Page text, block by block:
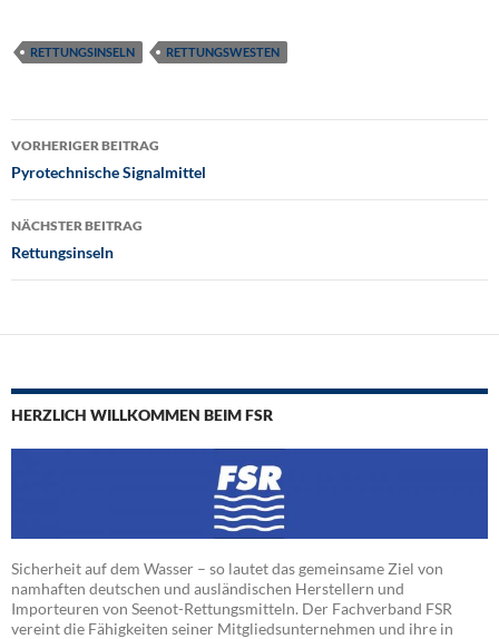
RETTUNGSINSELN RETTUNGSWESTEN
Beitragsnavigation
VORHERIGER BEITRAG
Pyrotechnische Signalmittel
NÄCHSTER BEITRAG
Rettungsinseln
HERZLICH WILLKOMMEN BEIM FSR
Sicherheit auf dem Wasser – so lautet das gemeinsame Ziel von
namhaften deutschen und ausländischen Herstellern und
Importeuren von Seenot-Rettungsmitteln. Der Fachverband FSR
vereint die Fähigkeiten seiner Mitgliedsunternehmen und ihre in